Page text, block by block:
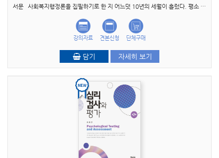
서문 사회복지행정론을 집필하기로 한 지 어느덧 10년의 세월이 흘렀다. 평소 약속을 잘 지키는 편에 속하는 사람임에도, 이번만큼은 중간에 집필을 포기할까 하는 생각마저 들기도 했다. 사회복..
강의자료 견본신청 단체구매
담기 자세히 보기